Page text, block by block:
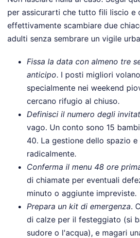
per assicurarti che tutto fili liscio e
effettivamente scambiare due
adulti senza sembrare un vigile
Fissa la data con almeno tre
anticipo. I posti migliori
specialmente nei weekend
cercano rifugio al chiuso.
Definisci il numero degli
vago. Un conto sono 15
40. La gestione dello spazio
radicalmente.
Conferma il menu 48 ore
di chiamate per eventuali
minuto o aggiunte impreviste.
Prepara un kit di emergenza.
di calze per il festeggiato (si
sudore o l'acqua), e magari